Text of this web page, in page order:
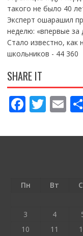
такого не было 40
Эксперт ошарашил
неделю: «впервые за
Стало известно, как
школьников - 44 360
SHARE IT
F
e
o
T
itt
E
ai
Пн Вт
3
4
10
11